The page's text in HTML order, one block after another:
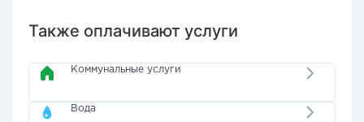
Также оплачивают услуги
Коммунальные услуги
Вода